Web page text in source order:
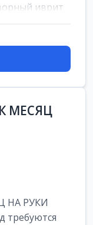
иврит
МЕСЯЦ
НА РУКИ
требуются